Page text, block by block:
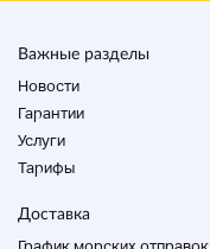
Ямато 180 размер
Важные разделы
Новости
Гарантии
Услуги
Тарифы
Доставка